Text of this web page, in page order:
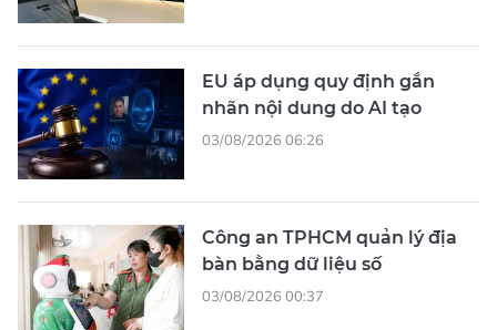
EU áp dụng quy định gắn
nhãn nội dung do AI tạo
03/08/2026 06:26
Công an TPHCM quản lý địa
bàn bằng dữ liệu số
03/08/2026 00:37